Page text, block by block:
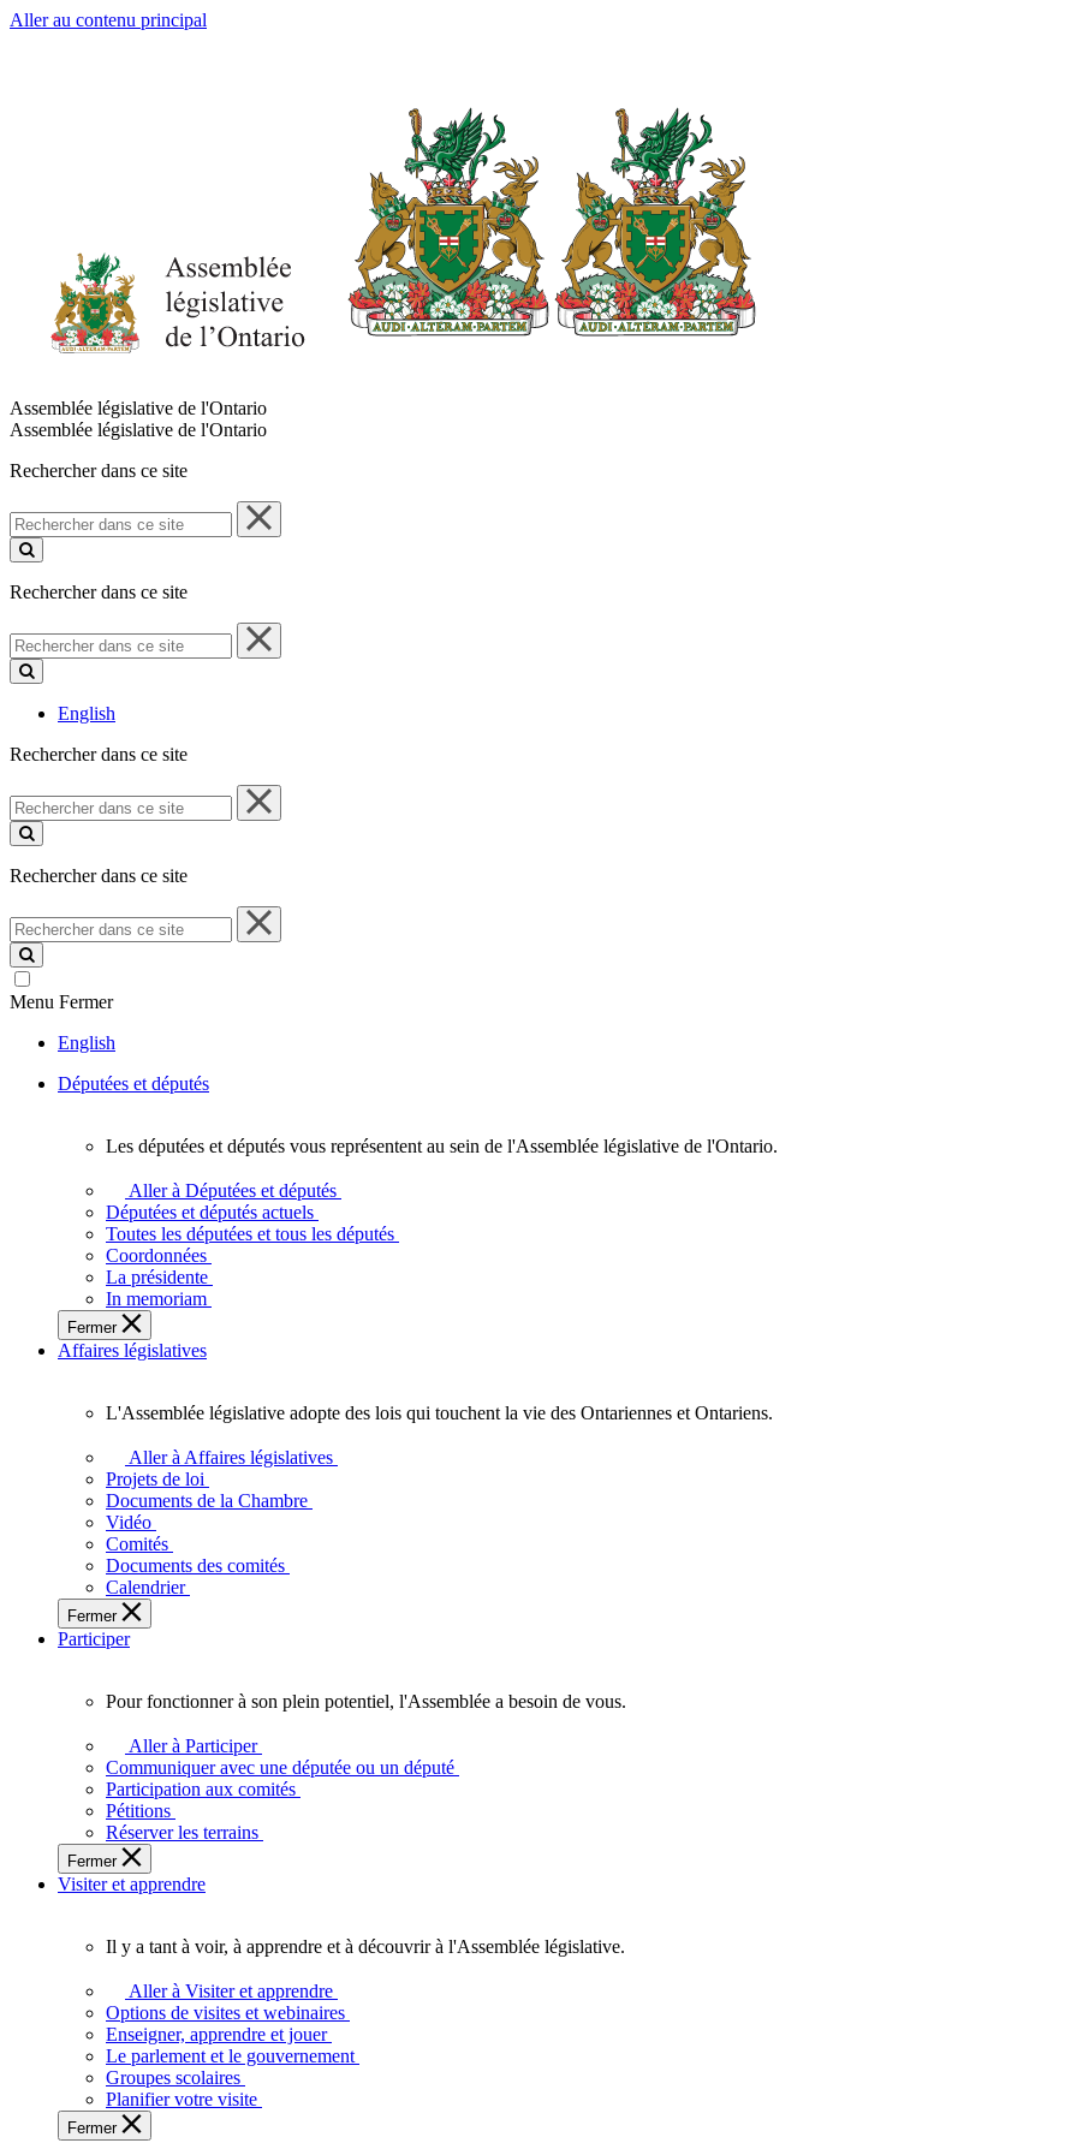
Aller au contenu principal
Assemblée législative de l'Ontario
Assemblée législative de l'Ontario
Rechercher dans ce site
Rechercher
dans
ce
Rechercher dans ce site
Rechercher
dans
ce
English
Rechercher dans ce site
Rechercher
dans
ce
Rechercher dans ce site
Rechercher
dans
ce
site
Menu Fermer
English
Députées et députés
députées
députés
vous
représentent
sein
de
l'Assemblée
l'Ontario.
Les députées et députés vous représentent au sein de l'Assemblée législative de l'Ontario.
Aller à Députées et députés
Députées et députés actuels
Toutes les députées et tous les députés
Coordonnées
La présidente
In memoriam
Fermer
Affaires législatives
législative
adopte
touchent
vie
des
Ontariennes
Ontariens.
L'Assemblée législative adopte des lois qui touchent la vie des Ontariennes et Ontariens.
Aller à Affaires législatives
Projets de loi
Documents de la Chambre
Vidéo
Comités
Documents des comités
Calendrier
Fermer
Participer
fonctionner
plein
potentiel,
l'Assemblée
a
besoin
Pour fonctionner à son plein potentiel, l'Assemblée a besoin de vous.
Aller à Participer
Communiquer avec une députée ou un député
Participation aux comités
Pétitions
Réserver les terrains
Fermer
Visiter et apprendre
voir,
apprendre
et
Il y a tant à voir, à apprendre et à découvrir à l'Assemblée législative.
Aller à Visiter et apprendre
Options de visites et webinaires
Enseigner, apprendre et jouer
Le parlement et le gouvernement
Groupes scolaires
Planifier votre visite
Fermer